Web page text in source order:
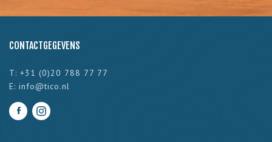
CONTACTGEGEVENS
T: +31 (0)20 788 77 77
E: info@tico.nl